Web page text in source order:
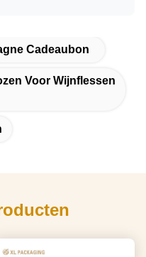
Cadeaubon
Voor Wijnflessen